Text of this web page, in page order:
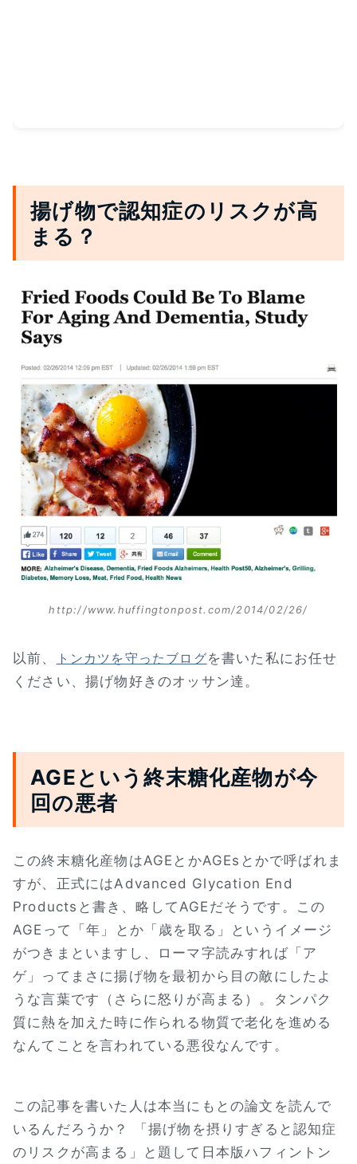
揚げ物で認知症のリスクが高
まる？
http://www.huffingtonpost.com/2014/02/26/
以前、 トンカツを守ったブログを書いた私にお任せ
ください、揚げ物好きのオッサン達。
AGEという終末糖化産物が今
回の悪者
この終末糖化産物はAGEとかAGEsとかで呼ばれま
すが、正式にはAdvanced Glycation End
Productsと書き、略してAGEだそうです。この
AGEって「年」とか「歳を取る」というイメージ
がつきまといますし、ローマ字読みすれば「ア
ゲ」ってまさに揚げ物を最初から目の敵にしたよ
うな言葉です（さらに怒りが高まる）。タンパク
質に熱を加えた時に作られる物質で老化を進める
なんてことを言われている悪役なんです。
この記事を書いた人は本当にもとの論文を読んで
いるんだろうか？ 「揚げ物を摂りすぎると認知症
のリスクが高まる」と題して日本版ハフィントン